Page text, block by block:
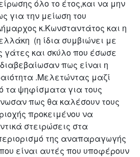
όλο το έτος,και να μην
για την μείωση του
κ.Κωνσταντάτος και η
(η ίδια συμβιώνει με
γάτες και σκύλο που έσωσε
πως είναι η
.Μελετώντας μαζί
τα ψηφίσματα για τους
πως θα καλέσουν τους
προκειμένου να
στειρώσεις στα
της αναπαραγωγής
είναι αυτές που υποφέρουν